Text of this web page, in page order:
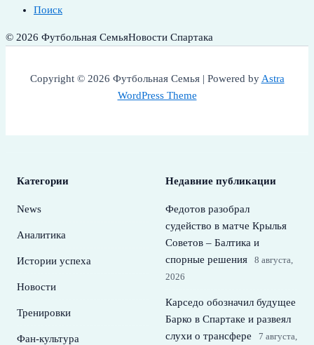
Поиск
© 2026 Футбольная СемьяНовости Спартака
Copyright © 2026 Футбольная Семья | Powered byAstra
WordPress Theme
Категории
News
Аналитика
Истории успеха
Новости
Тренировки
Фан-культура
Недавние публикации
Федотов разобрал
судейство в матче Крылья
Советов – Балтика и
спорные решения
8 августа,
2026
Карседо обозначил будущее
Барко в Спартаке и развеял
слухи о трансфере
7 августа,